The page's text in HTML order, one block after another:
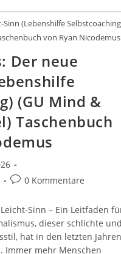
(Lebenshilfe
von Ryan Nicodemus
Der neue
(GU Mind &
Taschenbuch
Beitrags-
0 Kommentare
Sinn – Ein Leitfaden
dieser schlichte und
hat in den letzten Jahren
Immer mehr Menschen